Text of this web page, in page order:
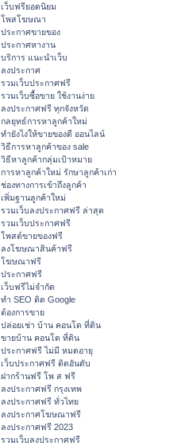
เว็บฟรียอดนิยม
โพสโฆษณา
ประกาศขายของ
ประกาศหางาน
บริการ แนะนำเว็บ
ลงประกาศ
รวมเว็บประกาศฟรี
รวมเว็บซื้อขาย ใช้งานง่าย
ลงประกาศฟรี ทุกจังหวัด
กลยุทธ์การหาลูกค้าใหม่
ทํายังไงให้ขายของดี ออนไลน์
วิธีการหาลูกค้าของ sale
วิธีหาลูกค้ากลุ่มเป้าหมาย
การหาลูกค้าใหม่ รักษาลูกค้าเก่า
ช่องทางการเข้าถึงลูกค้า
เพิ่มฐานลูกค้าใหม่
รวมเว็บลงประกาศฟรี ล่าสุด
รวมเว็บประกาศฟรี
โพสต์ขายของฟรี
ลงโฆษณาสินค้าฟรี
โฆษณาฟรี
ประกาศฟรี
เว็บฟรีไม่จำกัด
ทำ SEO ติด Google
ต้องการขาย
ปล่อยเช่า บ้าน คอนโด ที่ดิน
ขายบ้าน คอนโด ที่ดิน
ประกาศฟรี ไม่มี หมดอายุ
เว็บประกาศฟรี ติดอันดับ
ฝากร้านฟรี โพ ส ฟรี
ลงประกาศฟรี กรุงเทพ
ลงประกาศฟรี ทั่วไทย
ลงประกาศโฆษณาฟรี
ลงประกาศฟรี 2023
รวมเว็บลงประกาศฟรี